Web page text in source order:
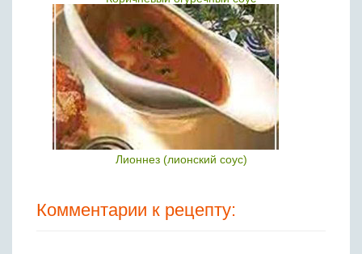
Лионнез (лионский соус)
Комментарии к рецепту: